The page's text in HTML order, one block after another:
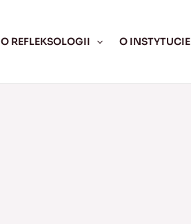
O REFLEKSOLOGII O INSTYTUCIE